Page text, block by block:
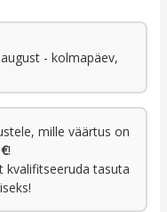
- kolmapäev,
mille väärtus on
!
kvalifitseeruda tasuta